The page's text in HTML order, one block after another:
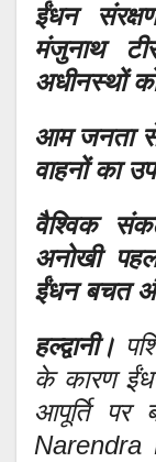
ईंधन
मंजुनाथ
अधीनस्थों
आम जनता से
वाहनों का
वैश्विक
अनोखी
ईंधन बचत
हल्द्वानी।
के कारण
आपूर्ति पर
Narendra